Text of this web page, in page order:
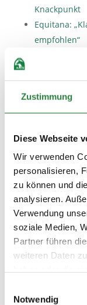
Zustimmung
Diese Webseite
Wir verwenden
personalisieren,
zu können und
analysieren.
Verwendung
soziale Medien,
Partner führen
weiteren Daten
Notwendig
Knackpunkt
Equitana:
empfohlen“
PM-
Reise:
Turniere –
Young PM:
Young PM:
Turniere 2019
Young PM-
Jetzt